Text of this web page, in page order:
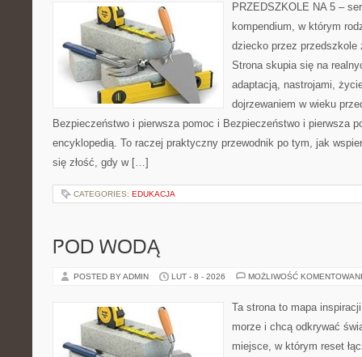
PRZEDSZKOLE NA 5 –
kompendium, w którym
dziecko przez przedszkole
Strona skupia się na
adaptacją, nastrojami,
dojrzewaniem w wieku
Bezpieczeństwo i pierwsza pomoc i Bezpieczeństwo i pierwsza
encyklopedią. To raczej praktyczny przewodnik po tym, jak
się złość, gdy w […]
CATEGORIES: EDUKACJA
POD WODĄ
POSTED BY ADMIN LUT - 8 - 2026 MOŻLIWOŚĆ
Ta strona to mapa
morze i chcą odkrywać
miejsce, w którym reset